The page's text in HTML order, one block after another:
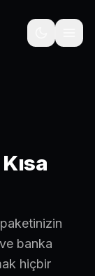
banka
hiçbir